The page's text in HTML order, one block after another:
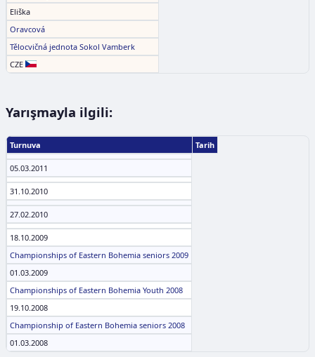
Eliška
Oravcová
Tělocvičná jednota Sokol Vamberk
CZE
Yarışmayla ilgili:
Turnuva Tarih
05.03.2011
31.10.2010
27.02.2010
18.10.2009
Championships of Eastern Bohemia seniors 2009
01.03.2009
Championships of Eastern Bohemia Youth 2008
19.10.2008
Championship of Eastern Bohemia seniors 2008
01.03.2008